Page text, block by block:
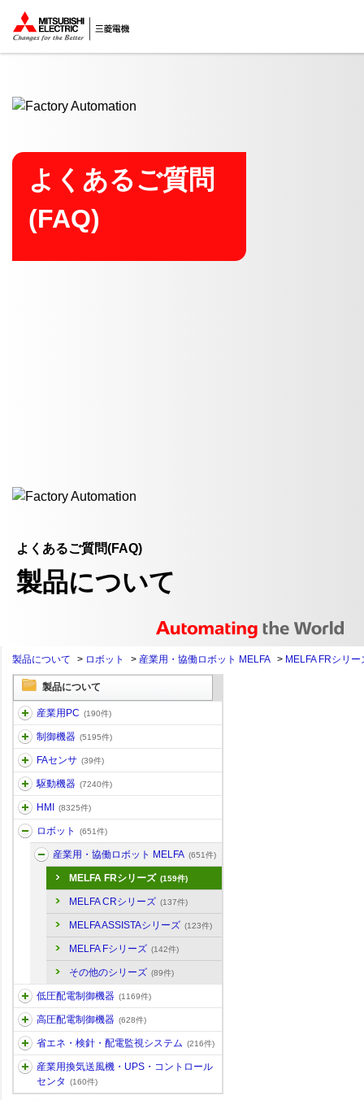
ここから本文
よくあるご質問
(FAQ)
よくあるご質問(FAQ)
製品について
製品について > ロボット > 産業用・協働ロボット MELFA > MELFA FRシリー
製品について
産業用PC (190件)
制御機器 (5195件)
FAセンサ (39件)
駆動機器 (7240件)
HMI (8325件)
ロボット (651件)
産業用・協働ロボット MELFA (651件)
MELFA FRシリーズ (159件)
MELFA CRシリーズ (137件)
MELFA ASSISTAシリーズ (123件)
MELFA Fシリーズ (142件)
その他のシリーズ (89件)
低圧配電制御機器 (1169件)
高圧配電制御機器 (628件)
省エネ・検針・配電監視システム (216件)
産業用換気送風機・UPS・コントロール
センタ
(160件)